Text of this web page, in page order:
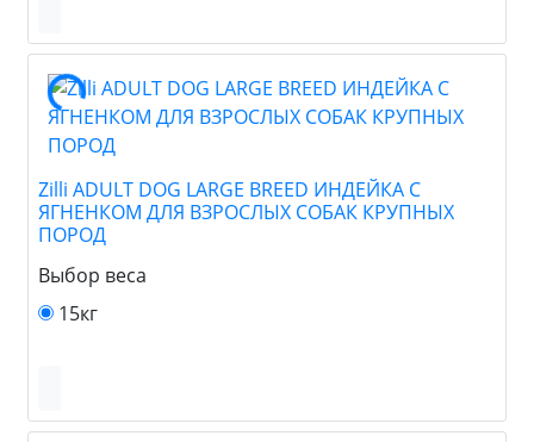
Zilli ADULT DOG LARGE BREED ИНДЕЙКА С
ЯГНЕНКОМ ДЛЯ ВЗРОСЛЫХ СОБАК КРУПНЫХ
ПОРОД
Выбор веса
15кг